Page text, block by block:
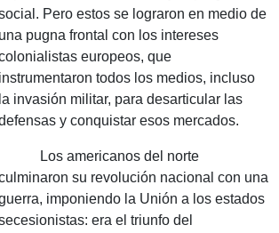
Pero estos se lograron en medio de
una pugna frontal con los intereses
europeos, que
instrumentaron todos los medios, incluso
la invasión militar, para desarticular las
y conquistar esos mercados.
Los americanos del norte
su revolución nacional con una
imponiendo la Unión a los estados
era el triunfo del